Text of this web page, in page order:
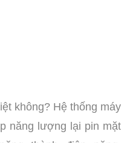
không? Hệ thống máy
năng lượng lại pin mặt